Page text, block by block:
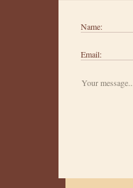
Name:
Email: